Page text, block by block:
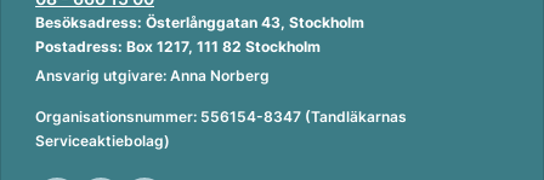
Besöksadress: Österlånggatan 43, Stockholm
Postadress: Box 1217, 111 82 Stockholm
Ansvarig utgivare: Anna Norberg
Organisationsnummer: 556154-8347 (Tandläkarnas
Serviceaktiebolag)